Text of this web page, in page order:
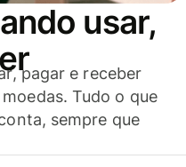
usar,
pagar e receber
Tudo o que
sempre que